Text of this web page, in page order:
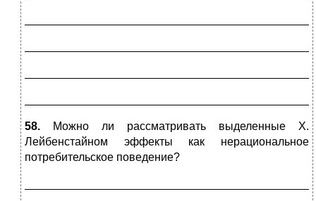
58. Можно ли рассматривать выделенные X.
Лейбенстайном эффекты как нерациональное
потребительское поведение?